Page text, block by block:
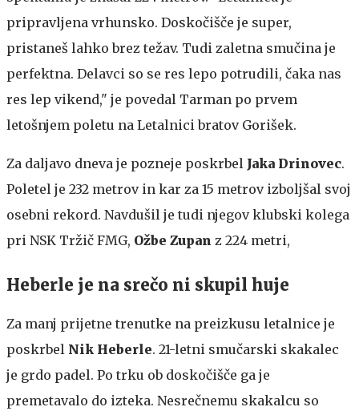
pripravljena vrhunsko. Doskočišče je super,
pristaneš lahko brez težav. Tudi zaletna smučina je
perfektna. Delavci so se res lepo potrudili, čaka nas
res lep vikend," je povedal Tarman po prvem
letošnjem poletu na Letalnici bratov Gorišek.
Za daljavo dneva je pozneje poskrbel Jaka Drinovec.
Poletel je 232 metrov in kar za 15 metrov izboljšal svoj
osebni rekord. Navdušil je tudi njegov klubski kolega
pri NSK Tržič FMG, Ožbe Zupan z 224 metri,
Heberle je na srečo ni skupil huje
Za manj prijetne trenutke na preizkusu letalnice je
poskrbel Nik Heberle. 21-letni smučarski skakalec
je grdo padel. Po trku ob doskočišče ga je
premetavalo do izteka. Nesrečnemu skakalcu so